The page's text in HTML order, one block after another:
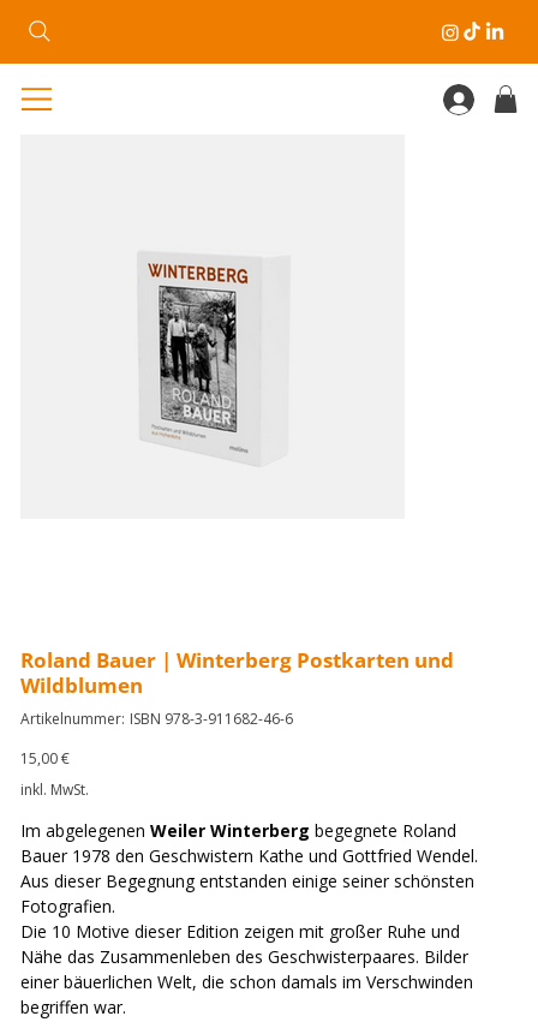
Roland Bauer | Winterberg Postkarten und
Wildblumen
Artikelnummer: Artikelnummer:
ISBN
ISBN 978-3-911682-46-6
Preis
15,00 €
inkl. MwSt.
Im abgelegenenWeiler Winterberg begegnete Roland
Bauer 1978 den Geschwistern Kathe und Gottfried Wendel.
Aus dieser Begegnung entstanden einige seiner schönsten
Fotografien.
Die 10 Motive dieser Edition zeigen mit großer Ruhe und
Nähe das Zusammenleben des Geschwisterpaares. Bilder
einer bäuerlichen Welt, die schon damals im Verschwinden
begriffen war.